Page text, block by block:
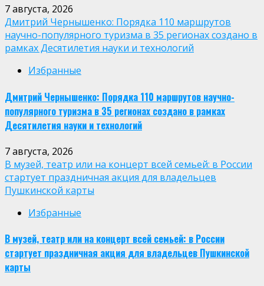
7 августа, 2026
Дмитрий Чернышенко: Порядка 110 маршрутов
научно-популярного туризма в 35 регионах создано в
рамках Десятилетия науки и технологий
Избранные
Дмитрий Чернышенко: Порядка 110 маршрутов научно-
популярного туризма в 35 регионах создано в рамках
Десятилетия науки и технологий
7 августа, 2026
В музей, театр или на концерт всей семьей: в России
стартует праздничная акция для владельцев
Пушкинской карты
Избранные
В музей, театр или на концерт всей семьей: в России
стартует праздничная акция для владельцев Пушкинской
карты